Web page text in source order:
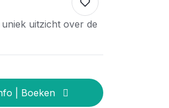
uitzicht over de